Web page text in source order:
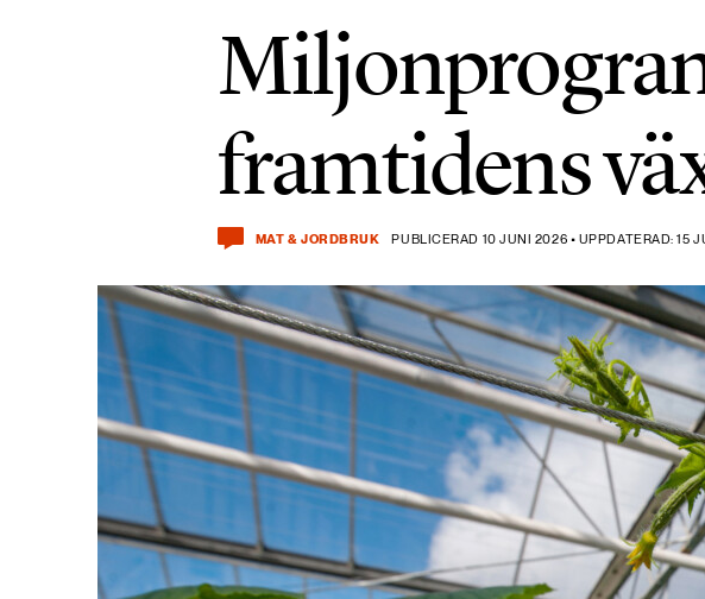
framtidens
MAT & JORDBRUK PUBLICERAD 10 JUNI 2026 • UPPDATERAD: 15